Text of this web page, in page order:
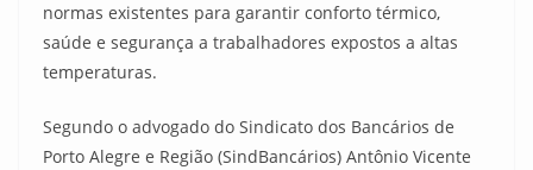
normas existentes para garantir conforto térmico,
saúde e segurança a trabalhadores expostos a altas
temperaturas.
Segundo o advogado do Sindicato dos Bancários de
Porto Alegre e Região (SindBancários) Antônio Vicente